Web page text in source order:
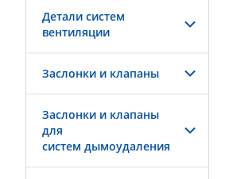
Детали систем
вентиляции
Заслонки и клапаны
Заслонки и клапаны
для
систем дымоудаления